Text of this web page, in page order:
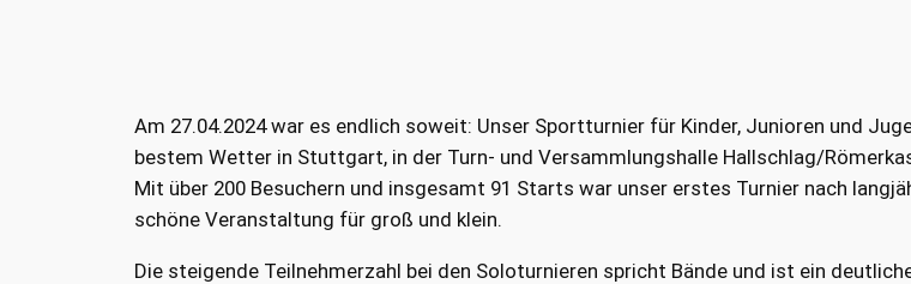
Am 27.04.2024 war es endlich soweit: Unser Sportturnier für Kinder, Junioren und
bestem Wetter in Stuttgart, in der Turn- und Versammlungshalle Hallschlag/
Mit über 200 Besuchern und insgesamt 91 Starts war unser erstes Turnier nach
schöne Veranstaltung für groß und klein.
Die steigende Teilnehmerzahl bei den Soloturnieren spricht Bände und ist ein